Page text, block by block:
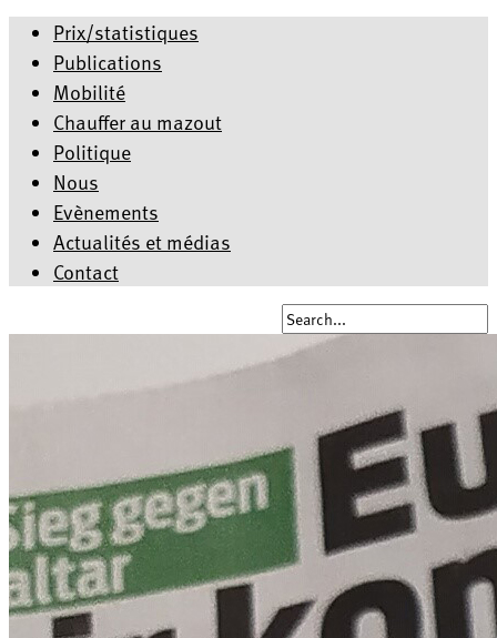
Prix/statistiques
Publications
Mobilité
Chauffer au mazout
Politique
Nous
Evènements
Actualités et médias
Contact